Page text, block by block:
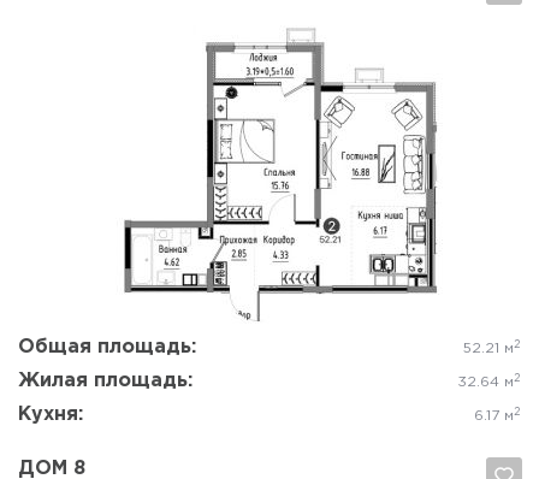
Общая площадь: 52.21 м 2
Жилая площадь: 32.64 м 2
Кухня: 6.17 м 2
Да, удалить
ДОМ 8